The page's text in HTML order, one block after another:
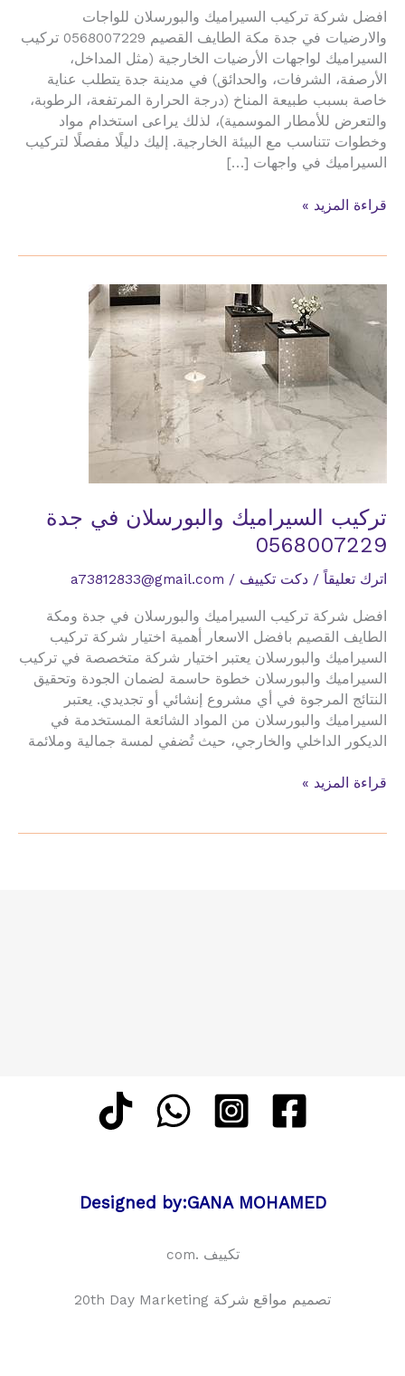
افضل شركة تركيب السيراميك والبورسلان للواجات
والارضيات في جدة مكة الطايف القصيم 0568007229 تركيب
السيراميك لواجهات الأرضيات الخارجية (مثل المداخل،
الأرصفة، الشرفات، والحدائق) في مدينة جدة يتطلب عناية
خاصة بسبب طبيعة المناخ (درجة الحرارة المرتفعة، الرطوبة،
والتعرض للأمطار الموسمية)، لذلك يراعى استخدام مواد
وخطوات تتناسب مع البيئة الخارجية. إليك دليلًا مفصلًا لتركيب
السيراميك في واجهات […]
تركيب
في
قراءة المزيد »
تركيب السيراميك والبورسلان في جدة
0568007229
اترك تعليقاً / دكت تكييف /
a73812833@gmail.com
افضل شركة تركيب السيراميك والبورسلان في جدة ومكة
الطايف القصيم بافضل الاسعار أهمية اختيار شركة تركيب
السيراميك والبورسلان يعتبر اختيار شركة متخصصة في تركيب
السيراميك والبورسلان خطوة حاسمة لضمان الجودة وتحقيق
النتائج المرجوة في أي مشروع إنشائي أو تجديدي. يعتبر
السيراميك والبورسلان من المواد الشائعة المستخدمة في
الديكور الداخلي والخارجي، حيث تُضفي لمسة جمالية وملائمة
تركيب
قراءة المزيد »
Designed by:GANA MOHAMED
تكييف .com
تصميم مواقع شركة 20th Day Marketing